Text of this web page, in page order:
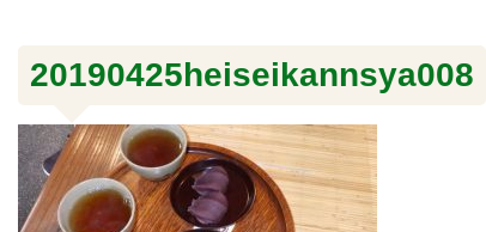
20190425heiseikannsya008